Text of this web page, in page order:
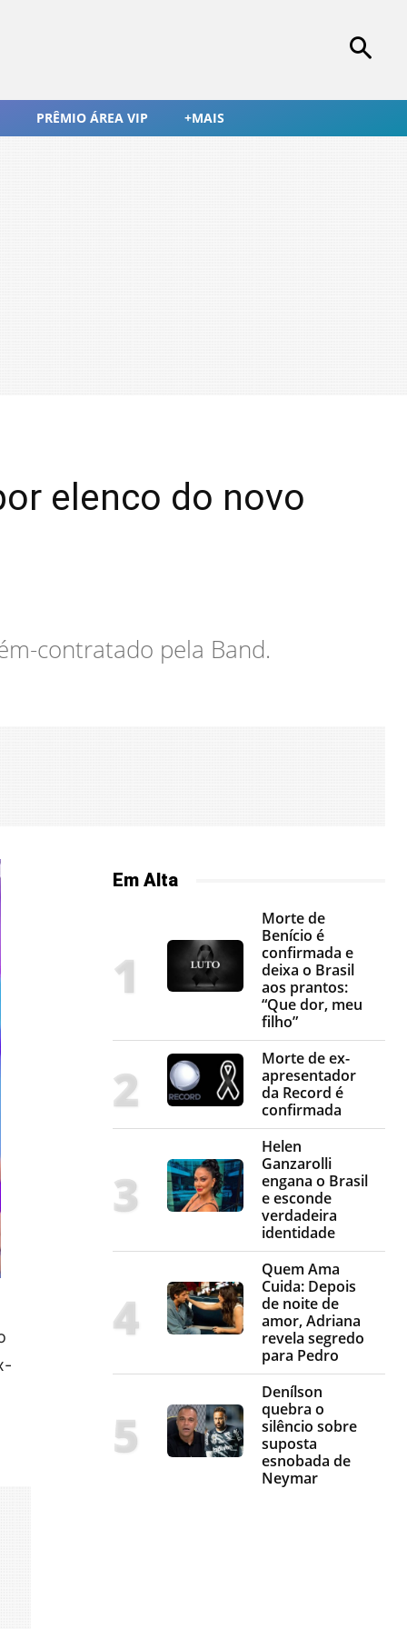
PRÊMIO ÁREA VIP +MAIS
elenco do novo
contratado pela Band.
Em Alta
Morte de
Benício é
confirmada e
deixa o Brasil
aos prantos:
“Que dor, meu
filho”
Morte de ex-
apresentador
da Record é
confirmada
Helen
Ganzarolli
engana o Brasil
e esconde
verdadeira
identidade
Quem Ama
Cuida: Depois
de noite de
amor, Adriana
revela segredo
para Pedro
Denílson
quebra o
silêncio sobre
suposta
esnobada de
Neymar